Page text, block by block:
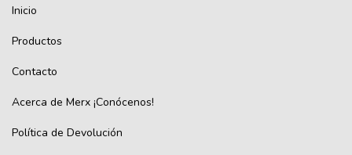
Inicio
Productos
Contacto
Acerca de Merx ¡Conócenos!
Política de Devolución